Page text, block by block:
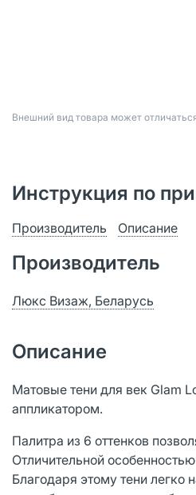
Bнешний вид товара может
Инструкция по
Производитель Описание
Производитель
Люкс Визаж, Беларусь
Описание
Матовые тени для век Glam
аппликатором.
Палитра из 6 оттенков
Отличительной
Благодаря этому тени